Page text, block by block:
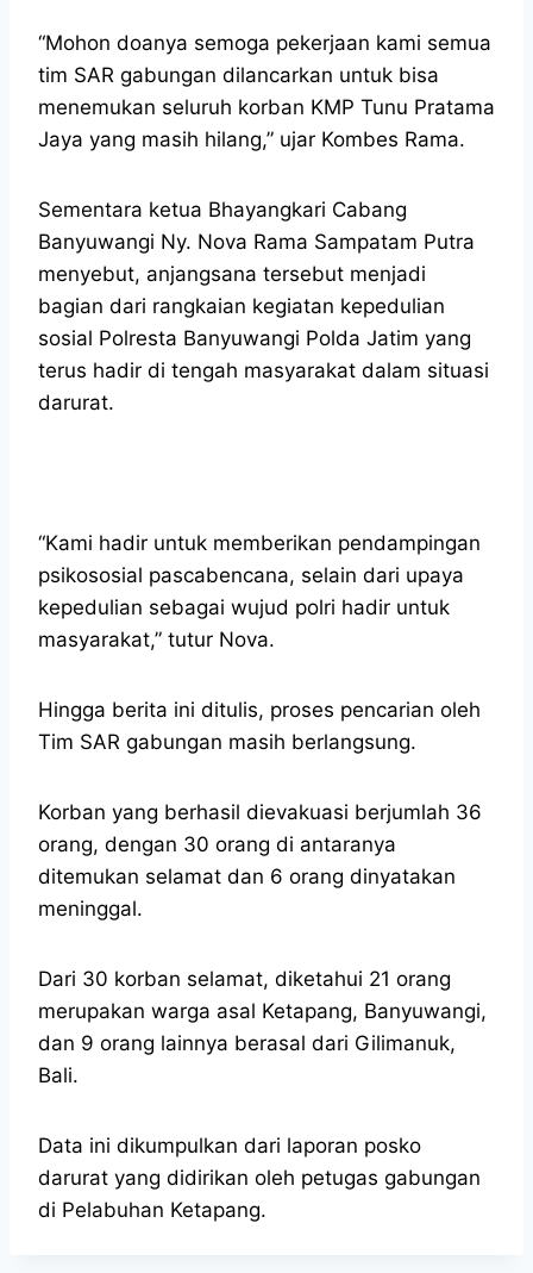
“Mohon doanya semoga pekerjaan kami semua
tim SAR gabungan dilancarkan untuk bisa
menemukan seluruh korban KMP Tunu Pratama
Jaya yang masih hilang,” ujar Kombes Rama.
Sementara ketua Bhayangkari Cabang
Banyuwangi Ny. Nova Rama Sampatam Putra
menyebut, anjangsana tersebut menjadi
bagian dari rangkaian kegiatan kepedulian
sosial Polresta Banyuwangi Polda Jatim yang
terus hadir di tengah masyarakat dalam situasi
darurat.
“Kami hadir untuk memberikan pendampingan
psikososial pascabencana, selain dari upaya
kepedulian sebagai wujud polri hadir untuk
masyarakat,” tutur Nova.
Hingga berita ini ditulis, proses pencarian oleh
Tim SAR gabungan masih berlangsung.
Korban yang berhasil dievakuasi berjumlah 36
orang, dengan 30 orang di antaranya
ditemukan selamat dan 6 orang dinyatakan
meninggal.
Dari 30 korban selamat, diketahui 21 orang
merupakan warga asal Ketapang, Banyuwangi,
dan 9 orang lainnya berasal dari Gilimanuk,
Bali.
Data ini dikumpulkan dari laporan posko
darurat yang didirikan oleh petugas gabungan
di Pelabuhan Ketapang.